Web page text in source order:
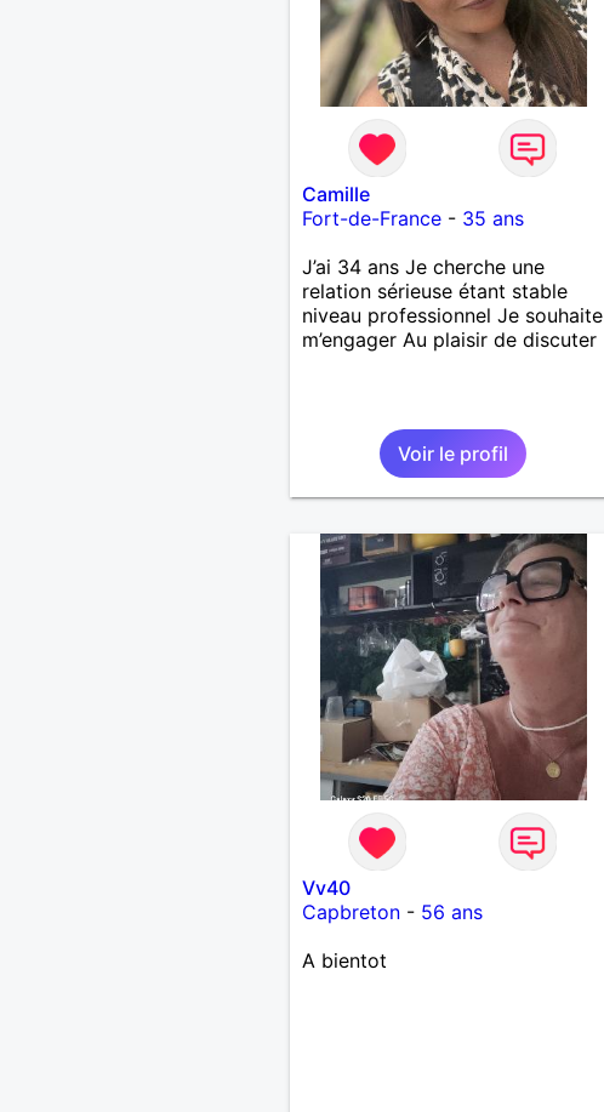
Camille
Fort-de-France- 35 ans
J’ai 34 ans Je cherche une
relation sérieuse étant stable
niveau professionnel Je souhaite
m’engager Au plaisir de discuter
Voir le profil
Vv40
Capbreton- 56 ans
A bientot